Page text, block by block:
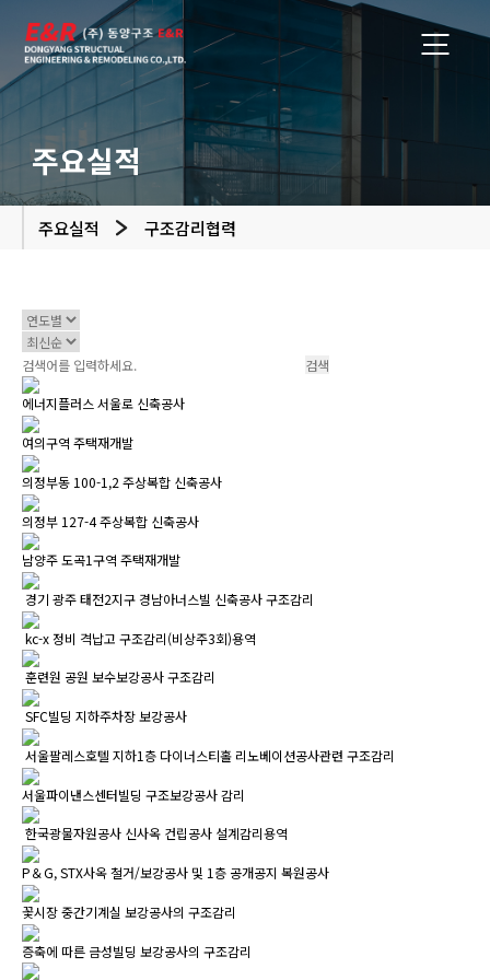
주요실적
주요실적 구조감리협력
에너지플러스 서울로 신축공사
여의구역 주택재개발
의정부동 100-1,2 주상복합 신축공사
의정부 127-4 주상복합 신축공사
남양주 도곡1구역 주택재개발
경기 광주 태전2지구 경남아너스빌 신축공사 구조감리
kc-x 정비 격납고 구조감리(비상주3회)용역
훈련원 공원 보수보강공사 구조감리
SFC빌딩 지하주차장 보강공사
서울팔레스호텔 지하1층 다이너스티홀 리노베이션공사관련 구조감리
서울파이낸스센터빌딩 구조보강공사 감리
한국광물자원공사 신사옥 건립공사 설계감리용역
P＆G, STX사옥 철거/보강공사 및 1층 공개공지 복원공사
꽃시장 중간기계실 보강공사의 구조감리
증축에 따른 금성빌딩 보강공사의 구조감리